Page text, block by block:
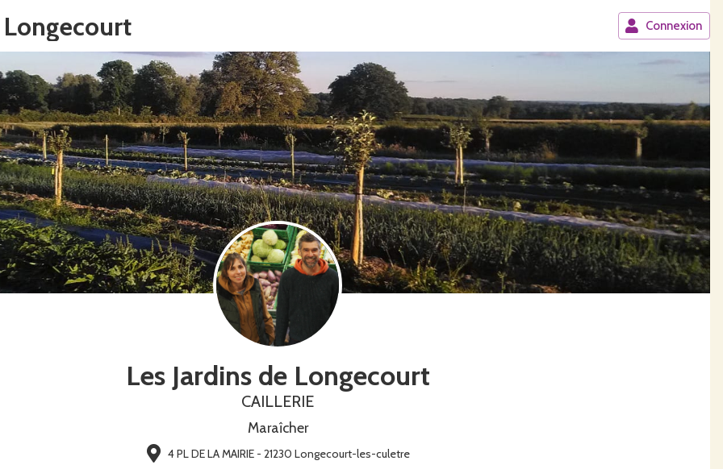
Longecourt Connexion
Les Jardins de Longecourt
CAILLERIE
Maraîcher
4 PL DE LA MAIRIE - 21230 Longecourt-les-culetre